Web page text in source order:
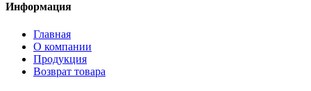
Информация
Главная
О компании
Продукция
Возврат товара